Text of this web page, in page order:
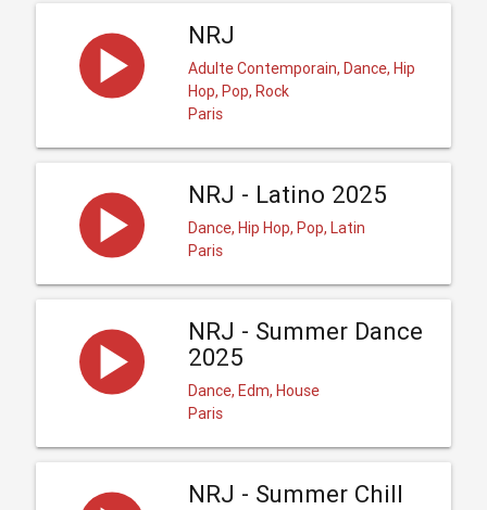
NRJ
Adulte Contemporain, Dance, Hip
Hop, Pop, Rock
Paris
NRJ - Latino 2025
Dance, Hip Hop, Pop, Latin
Paris
NRJ - Summer Dance
2025
Dance, Edm, House
Paris
NRJ - Summer Chill